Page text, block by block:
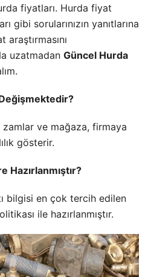
fiyatları. Hurda fiyat
gibi sorularınızın yanıtlarına
uzatmadan Güncel Hurda
zamlar ve mağaza, firmaya
gösterir.
Hazırlanmıştır?
bilgisi en çok tercih edilen
ile hazırlanmıştır.